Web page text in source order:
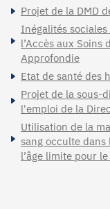
Projet de la DMD
Inégalités
l’Accès aux Soins
Approfondie
Etat de santé des
Projet de la sous-
l'emploi de la
Utilisation de la
sang occulte dans
l’âge limite pour